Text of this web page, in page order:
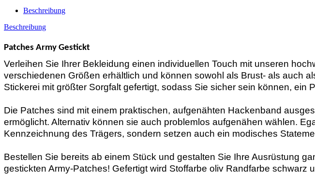
Beschreibung
Beschreibung
Patches Army Gestickt
Verleihen Sie Ihrer Bekleidung einen individuellen Touch mit unseren
verschiedenen Größen erhältlich und können sowohl als Brust- als auch
Stickerei mit größter Sorgfalt gefertigt, sodass Sie sicher sein können, ein
Die Patches sind mit einem praktischen, aufgenähten Hackenband
ermöglicht. Alternativ können sie auch problemlos aufgenähen wählen.
Kennzeichnung des Trägers, sondern setzen auch ein modisches
Bestellen Sie bereits ab einem Stück und gestalten Sie Ihre Ausrüstung
gestickten Army-Patches! Gefertigt wird Stoffarbe oliv Randfarbe